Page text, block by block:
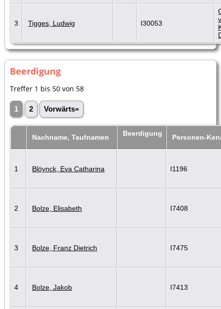
3 Tigges, Ludwig I30053
Beerdigung
Treffer 1 bis 50 von 58
1 2 Vorwärts»
Nachname, Taufnamen Beerdigung Personen-
1 Blöynck, Eva Catharina I1196
2 Bolze, Elisabeth I7408
3 Bolze, Franz Dietrich I7475
4 Bolze, Jakob I7413